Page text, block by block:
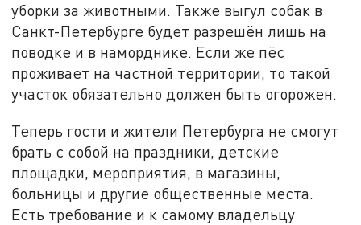
уборки за животными. Также выгул собак в
Санкт-Петербурге будет разрешён лишь на
поводке и в наморднике. Если же пёс
проживает на частной территории, то такой
участок обязательно должен быть огорожен.
Теперь гости и жители Петербурга не смогут
брать с собой на праздники, детские
площадки, мероприятия, в магазины,
больницы и другие общественные места.
Есть требование и к самому владельцу